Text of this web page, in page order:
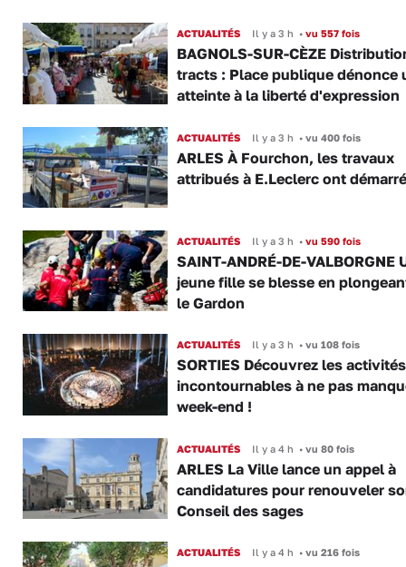
ACTUALITÉS Il y a 3 h •vu 557 fois
BAGNOLS-SUR-CÈZE
tracts : Place publique dénonce
atteinte à la liberté d'expression
ACTUALITÉS Il y a 3 h •vu 400 fois
ARLES À Fourchon, les travaux
attribués à E.Leclerc ont démarré
ACTUALITÉS Il y a 3 h •vu 590 fois
SAINT-ANDRÉ-DE-VALBORGNE
jeune fille se blesse en
le Gardon
ACTUALITÉS Il y a 3 h •vu 108 fois
SORTIES Découvrez les activités
incontournables à ne pas
week-end !
ACTUALITÉS Il y a 4 h •vu 80 fois
ARLES La Ville lance un appel à
candidatures pour renouveler
Conseil des sages
ACTUALITÉS Il y a 4 h •vu 216 fois